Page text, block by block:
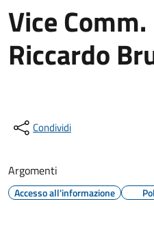
Vice Comm.
Riccardo
Condividi
Argomenti
Accesso all'informazione